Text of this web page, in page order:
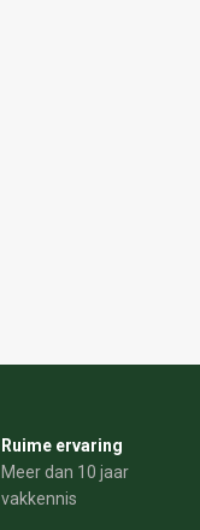
Ruime ervaring
Meer dan 10 jaar
vakkennis